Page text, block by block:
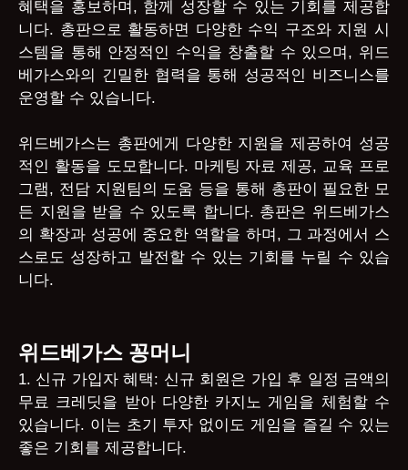
혜택을 홍보하며, 함께 성장할 수 있는 기회를 제공합
니다. 총판으로 활동하면 다양한 수익 구조와 지원 시
스템을 통해 안정적인 수익을 창출할 수 있으며, 위드
베가스와의 긴밀한 협력을 통해 성공적인 비즈니스를
운영할 수 있습니다.
위드베가스는 총판에게 다양한 지원을 제공하여 성공
적인 활동을 도모합니다. 마케팅 자료 제공, 교육 프로
그램, 전담 지원팀의 도움 등을 통해 총판이 필요한 모
든 지원을 받을 수 있도록 합니다. 총판은 위드베가스
의 확장과 성공에 중요한 역할을 하며, 그 과정에서 스
스로도 성장하고 발전할 수 있는 기회를 누릴 수 있습
니다.
위드베가스 꽁머니
1. 신규 가입자 혜택: 신규 회원은 가입 후 일정 금액의
무료 크레딧을 받아 다양한 카지노 게임을 체험할 수
있습니다. 이는 초기 투자 없이도 게임을 즐길 수 있는
좋은 기회를 제공합니다.